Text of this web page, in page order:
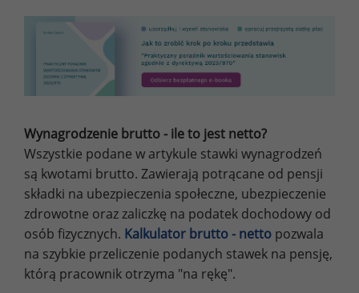
Wynagrodzenie brutto - ile to jest netto?
Wszystkie podane w artykule stawki wynagrodzeń
są kwotami brutto. Zawierają potrącane od pensji
składki na ubezpieczenia społeczne, ubezpieczenie
zdrowotne oraz zaliczkę na podatek dochodowy od
osób fizycznych. Kalkulator brutto - netto pozwala
na szybkie przeliczenie podanych stawek na pensję,
którą pracownik otrzyma "na rękę".